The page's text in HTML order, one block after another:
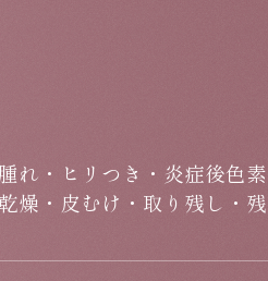
れ・ヒリつき・炎症後色
燥・皮むけ・取り残し・